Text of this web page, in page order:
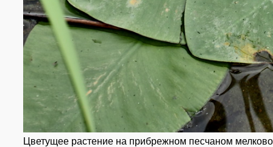
Цветущее растение на прибрежном песчаном